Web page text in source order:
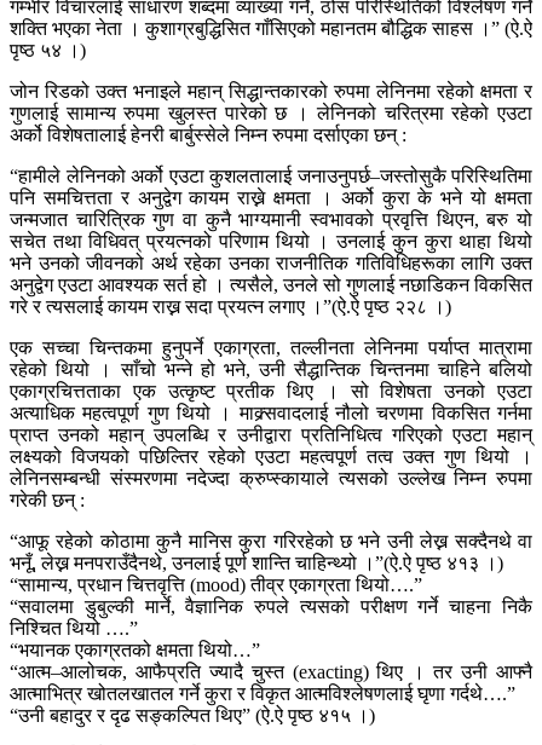
गम्भीर विचारलाई साधारण शब्दमा व्याख्या गर्ने, ठोस परिस्थितिको विश्लेषण गर्ने
शक्ति भएका नेता । कुशाग्रबुद्धिसित गाँसिएको महानतम बौद्धिक साहस ।” (ऐ.ऐ
पृष्ठ ५४ ।)
जोन रिडको उक्त भनाइले महान् सिद्धान्तकारको रुपमा लेनिनमा रहेको क्षमता र
गुणलाई सामान्य रुपमा खुलस्त पारेको छ । लेनिनको चरित्रमा रहेको एउटा
अर्को विशेषतालाई हेनरी बार्बुस्सेले निम्न रुपमा दर्साएका छन् :
“हामीले लेनिनको अर्को एउटा कुशलतालाई जनाउनुपर्छ–जस्तोसुकै परिस्थितिमा
पनि समचित्तता र अनुद्वेग कायम राख्ने क्षमता । अर्को कुरा के भने यो क्षमता
जन्मजात चारित्रिक गुण वा कुनै भाग्यमानी स्वभावको प्रवृत्ति थिएन, बरु यो
सचेत तथा विधिवत् प्रयत्नको परिणाम थियो । उनलाई कुन कुरा थाहा थियो
भने उनको जीवनको अर्थ रहेका उनका राजनीतिक गतिविधिहरूका लागि उक्त
अनुद्वेग एउटा आवश्यक सर्त हो । त्यसैले, उनले सो गुणलाई नछाडिकन विकसित
गरे र त्यसलाई कायम राख्न सदा प्रयत्न लगाए ।”(ऐ.ऐ पृष्ठ २२८ ।)
एक सच्चा चिन्तकमा हुनुपर्ने एकाग्रता, तल्लीनता लेनिनमा पर्याप्त मात्रामा
रहेको थियो । साँचो भन्ने हो भने, उनी सैद्धान्तिक चिन्तनमा चाहिने बलियो
एकाग्रचित्तताका एक उत्कृष्ट प्रतीक थिए । सो विशेषता उनको एउटा
अत्याधिक महत्वपूर्ण गुण थियो । माक्र्सवादलाई नौलो चरणमा विकसित गर्नमा
प्राप्त उनको महान् उपलब्धि र उनीद्वारा प्रतिनिधित्व गरिएको एउटा महान्
लक्ष्यको विजयको पछिल्तिर रहेको एउटा महत्वपूर्ण तत्व उक्त गुण थियो ।
लेनिनसम्बन्धी संस्मरणमा नदेज्दा क्रुप्स्कायाले त्यसको उल्लेख निम्न रुपमा
गरेकी छन् :
“आफू रहेको कोठामा कुनै मानिस कुरा गरिरहेको छ भने उनी लेख्न सक्दैनथे वा
भनूँ, लेख्न मनपराउँदैनथे, उनलाई पूर्ण शान्ति चाहिन्थ्यो ।”(ऐ.ऐ पृष्ठ ४१३ ।)
“सामान्य, प्रधान चित्तवृत्ति (mood) तीव्र एकाग्रता थियो….”
“सवालमा डुबुल्की मार्ने, वैज्ञानिक रुपले त्यसको परीक्षण गर्ने चाहना निकै
निश्चित थियो ….”
“भयानक एकाग्रतको क्षमता थियो…”
“आत्म–आलोचक, आफैप्रति ज्यादै चुस्त (exacting) थिए । तर उनी आफ्नै
आत्माभित्र खोतलखातल गर्ने कुरा र विकृत आत्मविश्लेषणलाई घृणा गर्दथे….”
“उनी बहादुर र दृढ सङ्कल्पित थिए” (ऐ.ऐ पृष्ठ ४१५ ।)